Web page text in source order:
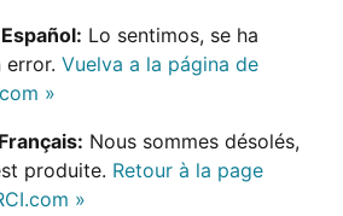
Lo sentimos, se ha
error. Vuelva a la página de
»
Nous sommes désolés,
produite. Retour à la page
»